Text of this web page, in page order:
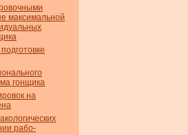
максимальной
гонщика
на
рабо­